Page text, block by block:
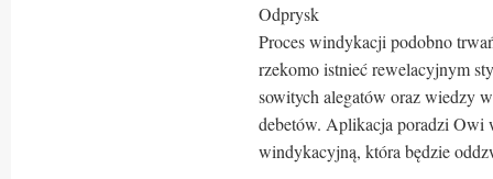
Odprysk
Proces windykacji podobno
rzekomo istnieć rewelacyjnym
sowitych alegatów oraz wiedzy
debetów. Aplikacja poradzi Owi
windykacyjną, która będzie